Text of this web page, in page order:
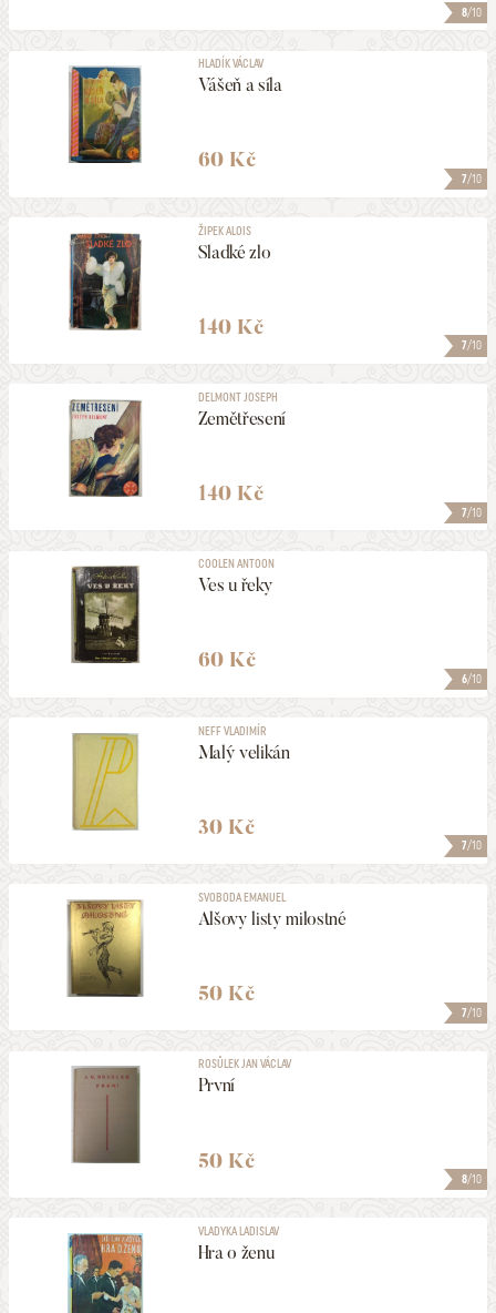
8/10
7/10
HLADÍK VÁCLAV
Vášeň a síla
60 Kč
7/10
ŽIPEK ALOIS
Sladké zlo
140 Kč
7/10
DELMONT JOSEPH
Zemětřesení
140 Kč
6/10
COOLEN ANTOON
Ves u řeky
60 Kč
7/10
NEFF VLADIMÍR
Malý velikán
30 Kč
7/10
SVOBODA EMANUEL
Alšovy listy milostné
50 Kč
8/10
ROSŮLEK JAN VÁCLAV
První
50 Kč
VLADYKA LADISLAV
Hra o ženu